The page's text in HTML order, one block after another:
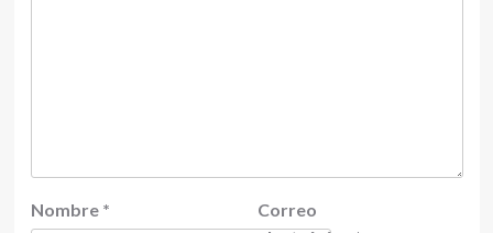
Nombre *
Correo